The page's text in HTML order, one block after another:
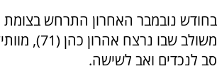
בחודש נובמבר האחרון התרחש בצומת
משולב שבו
סב לנכדים ואב לשישה.